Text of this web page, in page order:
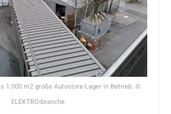
1.000 m2 große Autostore-Lager in Betrieb. ©
ELEKTRO|branche